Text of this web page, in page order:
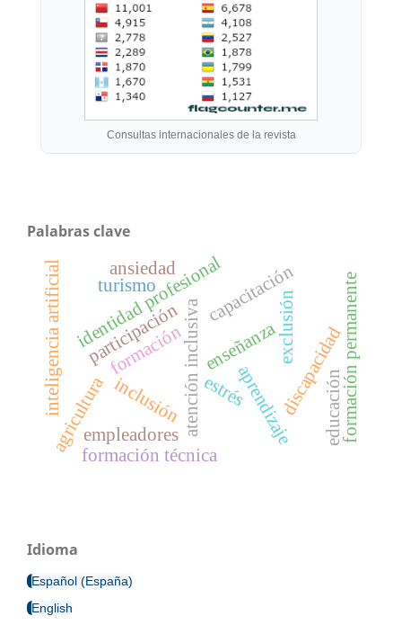
Consultas internacionales de la revista
Palabras clave
formaciónatención inclusiva
identidad profesionalenseñanza
aprendizaje
inclusión
exclusióndiscapacidad
capacitación
inteligencia artificial estrés
ansiedad
formación permanente
agricultura
formación técnica
turismo
educación
participación
empleadores
Idioma
Español (España)
English